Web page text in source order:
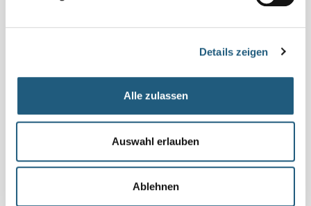
Details zeigen
Alle zulassen
Auswahl erlauben
Ablehnen
Bitte akzeptieren Sie Marketing-Cookies, um dieses
herrliche Winterwanderungen in den Kammlagen der
Wanderung entlang des Grünen Bands